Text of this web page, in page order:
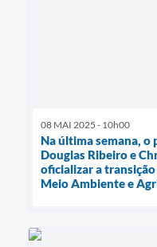
08 MAI 2025 - 10h00
Na última semana, o
Douglas Ribeiro e
oficializar a
Meio Ambiente e